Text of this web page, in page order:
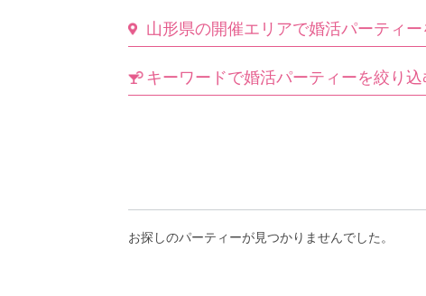
山形県の開催エリアで婚活パーティ
キーワードで婚活パーティーを絞り込
お探しのパーティーが見つかりませんでした。